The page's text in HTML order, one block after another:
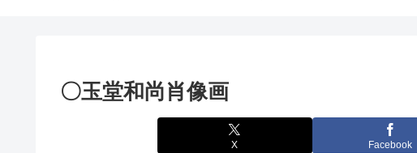
〇玉堂和尚肖像画
X Facebook